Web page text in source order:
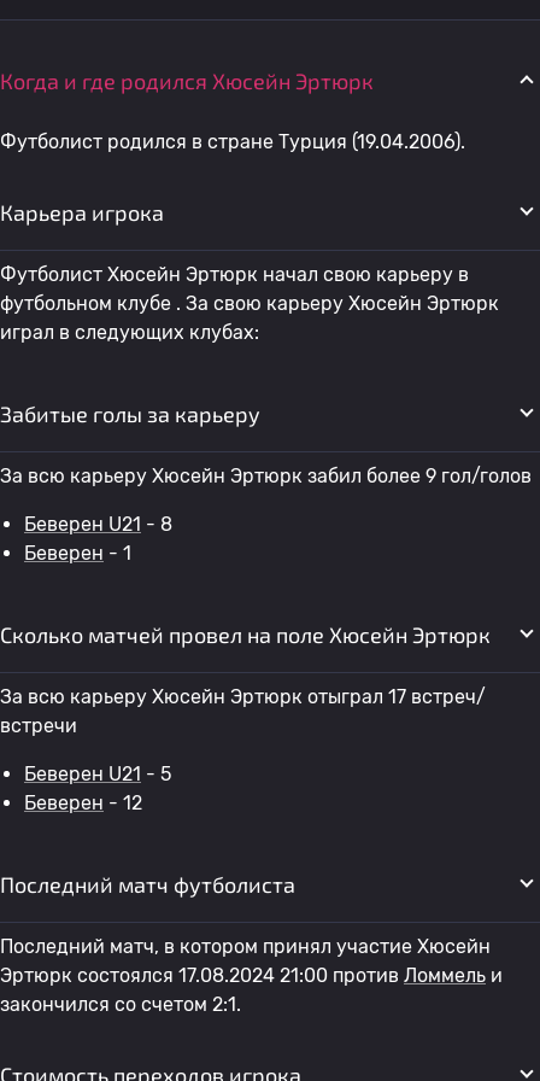
Когда и где родился Хюсейн Эртюрк
Футболист родился в стране Турция (19.04.2006).
Карьера игрока
Футболист Хюсейн Эртюрк начал свою карьеру в
футбольном клубе . За свою карьеру Хюсейн Эртюрк
играл в следующих клубах:
Забитые голы за карьеру
За всю карьеру Хюсейн Эртюрк забил более 9 гол/голов
Беверен U21 - 8
Беверен - 1
Сколько матчей провел на поле Хюсейн Эртюрк
За всю карьеру Хюсейн Эртюрк отыграл 17 встреч/
встречи
Беверен U21 - 5
Беверен - 12
Последний матч футболиста
Последний матч, в котором принял участие Хюсейн
Эртюрк состоялся 17.08.2024 21:00 против Ломмель и
закончился со счетом 2:1.
Стоимость переходов игрока